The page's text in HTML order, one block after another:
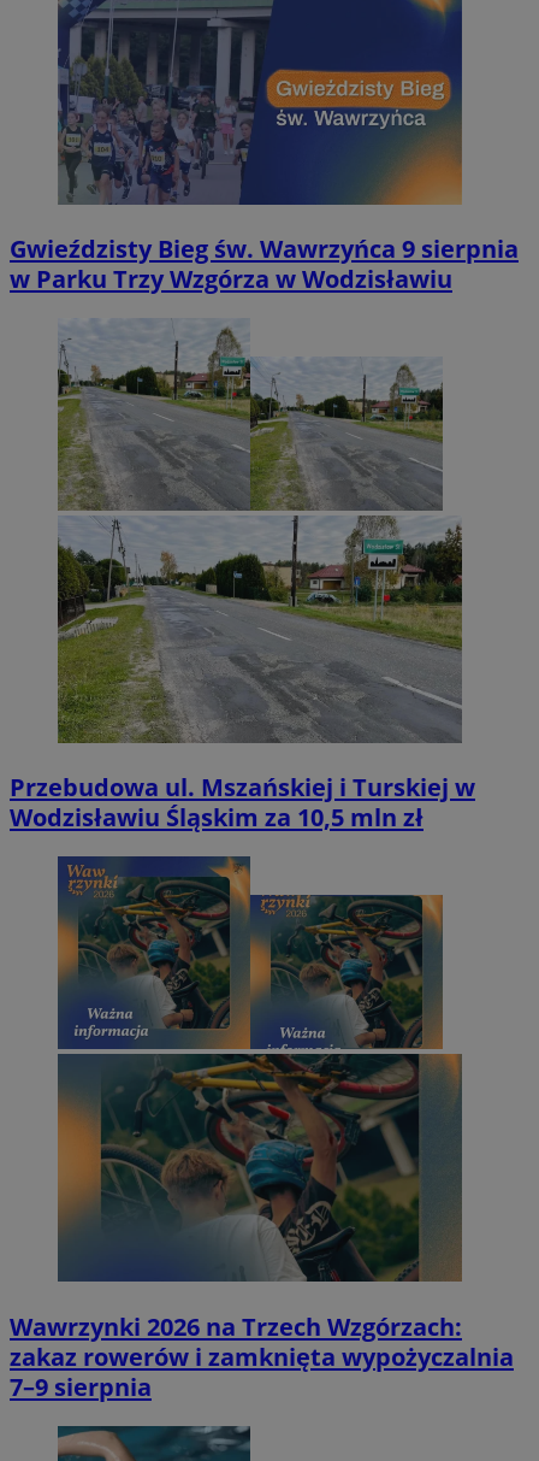
Gwieździsty Bieg św. Wawrzyńca 9 sierpnia
w Parku Trzy Wzgórza w Wodzisławiu
Przebudowa ul. Mszańskiej i Turskiej w
Wodzisławiu Śląskim za 10,5 mln zł
Wawrzynki 2026 na Trzech Wzgórzach:
zakaz rowerów i zamknięta wypożyczalnia
7–9 sierpnia